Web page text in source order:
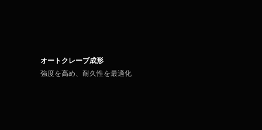
オートクレーブ成形
強度を高め、耐久性を最適化